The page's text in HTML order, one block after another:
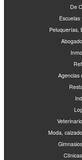
De
Peluquerías,
Agencias
Moda,